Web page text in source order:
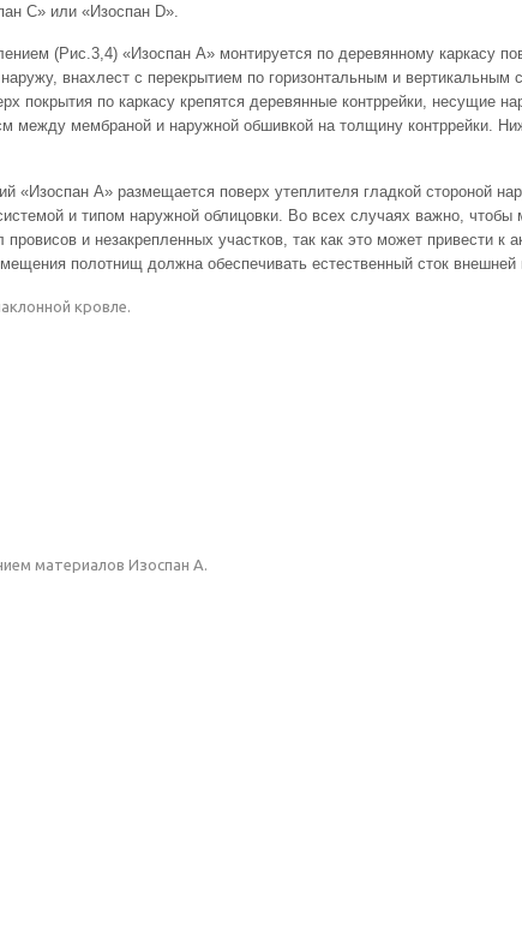
С» или «Изоспан D».
(Рис.3,4) «Изоспан А» монтируется по деревянному каркасу
внахлест с перекрытием по горизонтальным и
покрытия по каркасу крепятся деревянные контррейки, несущие
между мембраной и наружной обшивкой на толщину контррейки.
А» размещается поверх утеплителя гладкой стороной
и типом наружной облицовки. Во всех случаях важно,
и незакрепленных участков, так как это может привести к
полотнищ должна обеспечивать естественный сток
кровле.
материалов Изоспан А.